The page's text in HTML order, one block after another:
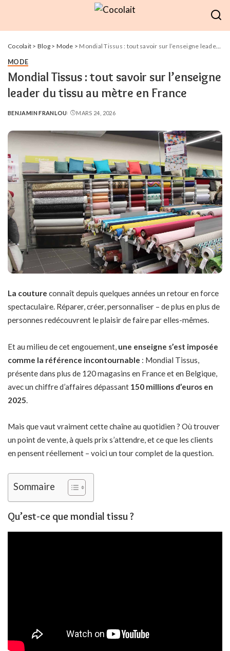
Cocolait > Blog> Mode > Mondial Tissus : tout savoir sur l’enseigne leader du tissu au mètre en France
MODE
Mondial Tissus : tout savoir sur l’enseigne
leader du tissu au mètre en France
POSTED
BENJAMIN FRANLOU MARS 24, 2026
La couture connaît depuis quelques années un retour en force
spectaculaire. Réparer, créer, personnaliser – de plus en plus de
personnes redécouvrent le plaisir de faire par elles-mêmes.
Et au milieu de cet engouement, une enseigne s’est imposée
comme la référence incontournable : Mondial Tissus,
présente dans plus de 120 magasins en France et en Belgique,
avec un chiffre d’affaires dépassant 150 millions d’euros en
2025.
Mais que vaut vraiment cette chaîne au quotidien ? Où trouver
un point de vente, à quels prix s’attendre, et ce que les clients
en pensent réellement – voici un tour complet de la question.
Sommaire
Qu’est-ce que mondial tissu ?